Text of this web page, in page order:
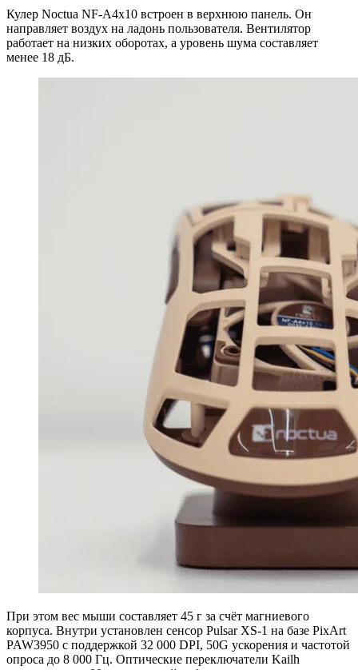
Кулер Noctua NF-A4x10 встроен в верхнюю панель. Он
направляет воздух на ладонь пользователя. Вентилятор
работает на низких оборотах, а уровень шума составляет
менее 18 дБ.
При этом вес мыши составляет 45 г за счёт магниевого
корпуса. Внутри установлен сенсор Pulsar XS-1 на базе PixArt
PAW3950 с поддержкой 32 000 DPI, 50G ускорения и частотой
опроса до 8 000 Гц. Оптические переключатели Kailh